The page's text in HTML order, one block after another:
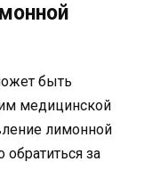
быть
медицинской
лимонной
за